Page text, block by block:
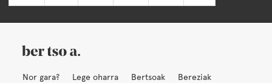
Nor gara? Lege oharra Bertsoak
Bereziak